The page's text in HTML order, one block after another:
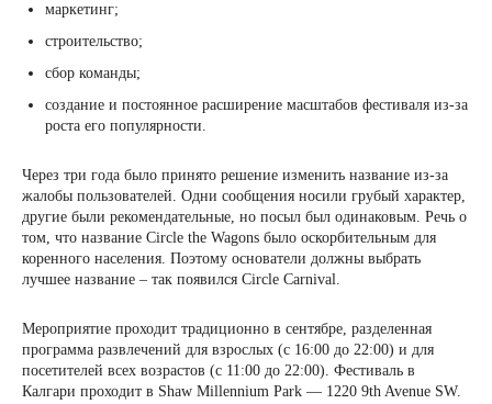
маркетинг;
строительство;
сбор команды;
создание и постоянное расширение масштабов фестиваля из-за
роста его популярности.
Через три года было принято решение изменить название из-за
жалобы пользователей. Одни сообщения носили грубый характер,
другие были рекомендательные, но посыл был одинаковым. Речь о
том, что название Circle the Wagons было оскорбительным для
коренного населения. Поэтому основатели должны выбрать
лучшее название – так появился Circle Carnival.
Мероприятие проходит традиционно в сентябре, разделенная
программа развлечений для взрослых (с 16:00 до 22:00) и для
посетителей всех возрастов (с 11:00 до 22:00). Фестиваль в
Калгари проходит в Shaw Millennium Park — 1220 9th Avenue SW.